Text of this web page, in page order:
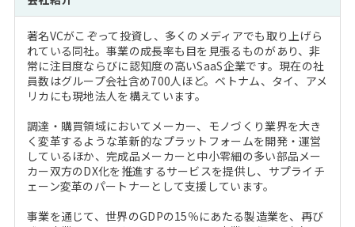
著名VCがこぞって投資し、多くのメディアでも取り上げら
れている同社。事業の成長率も目を見張るものがあり、非
常に注目度ならびに認知度の高いSaaS企業です。現在の社
員数はグループ会社含め700人ほど。ベトナム、タイ、アメ
リカにも現地法人を構えています。
調達・購買領域においてメーカー、モノづくり業界を大き
く変革するような革新的なプラットフォームを開発・運営
しているほか、完成品メーカーと中小零細の多い部品メー
カー双方のDX化を推進するサービスを提供し、サプライチ
ェーン変革のパートナーとして支援しています。
事業を通じて、世界のGDPの15％にあたる製造業を、再び